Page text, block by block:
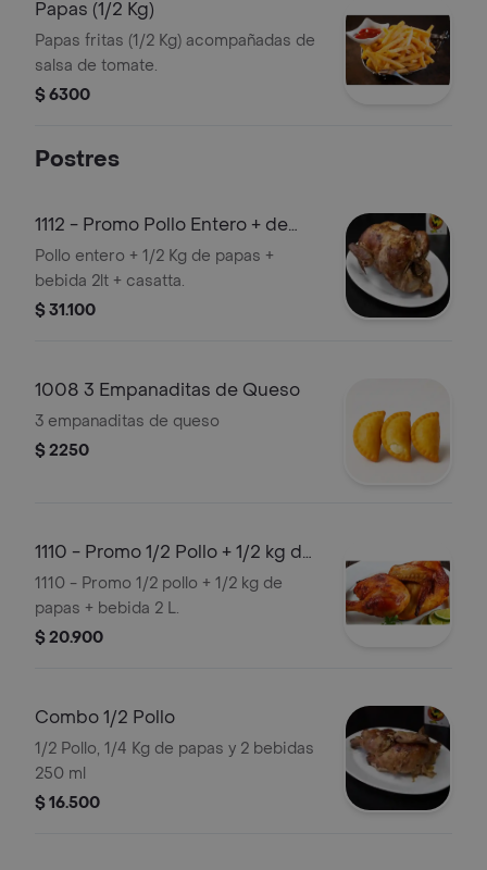
Papas (1/2 Kg)
Papas fritas (1/2 Kg) acompañadas de
salsa de tomate.
$ 6300
Postres
1112 - Promo Pollo Entero + de
Papas + Bebida 2 l + Casatta
Pollo entero + 1/2 Kg de papas +
bebida 2lt + casatta.
$ 31.100
1008 3 Empanaditas de Queso
3 empanaditas de queso
$ 2250
1110 - Promo 1/2 Pollo + 1/2 kg de
Papas + Bebida 2 L
1110 - Promo 1/2 pollo + 1/2 kg de
papas + bebida 2 L.
$ 20.900
Combo 1/2 Pollo
1/2 Pollo, 1/4 Kg de papas y 2 bebidas
250 ml
$ 16.500